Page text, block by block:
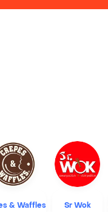
& Waffles Sr Wok